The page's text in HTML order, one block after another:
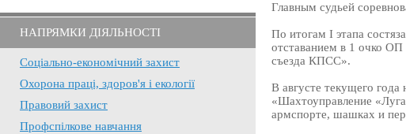
НАПРЯМКИ ДІЯЛЬНОСТІ
Соціально-економічний захист
Охорона праці, здоров'я і екології
Правовий захист
Профспілкове навчання
Главным судьей
По итогам I этапа
отставанием в 1 очко
съезда КПСС».
В августе текущего года
«Шахтоуправление
армспорте, шашках и